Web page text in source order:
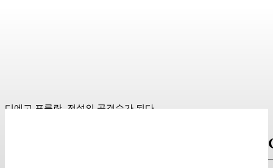
디에고 포를란, 전설의 공격수가 되다